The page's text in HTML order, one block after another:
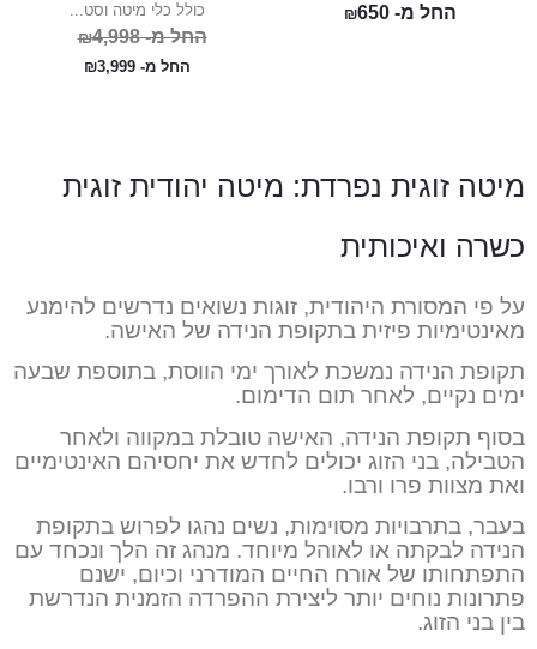
החל מ- ₪650
כולל כלי מיטה וסט...
החל מ- ₪4,998
החל מ- ₪3,999
מיטה זוגית נפרדת: מיטה יהודית זוגית
כשרה ואיכותית
על פי המסורת היהודית, זוגות נשואים נדרשים להימנע
מאינטימיות פיזית בתקופת הנידה של האישה.
תקופת הנידה נמשכת לאורך ימי הווסת, בתוספת שבעה
ימים נקיים, לאחר תום הדימום.
בסוף תקופת הנידה, האישה טובלת במקווה ולאחר
הטבילה, בני הזוג יכולים לחדש את יחסיהם האינטימיים
ואת מצוות פרו ורבו.
בעבר, בתרבויות מסוימות, נשים נהגו לפרוש בתקופת
הנידה לבקתה או לאוהל מיוחד. מנהג זה הלך ונכחד עם
התפתחותו של אורח החיים המודרני וכיום, ישנם
פתרונות נוחים יותר ליצירת ההפרדה הזמנית הנדרשת
בין בני הזוג.